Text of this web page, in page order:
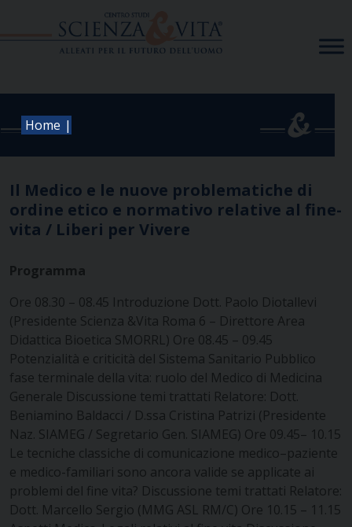
Home |
Il Medico e le nuove problematiche di
ordine etico e normativo relative al fine-
vita / Liberi per Vivere
Programma
Ore 08.30 – 08.45 Introduzione Dott. Paolo Diotallevi
(Presidente Scienza &Vita Roma 6 – Direttore Area
Didattica Bioetica SMORRL) Ore 08.45 – 09.45
Potenzialità e criticità del Sistema Sanitario Pubblico
fase terminale della vita: ruolo del Medico di Medicina
Generale Discussione temi trattati Relatore: Dott.
Beniamino Baldacci / D.ssa Cristina Patrizi (Presidente
Naz. SIAMEG / Segretario Gen. SIAMEG) Ore 09.45– 10.15
Le tecniche classiche di comunicazione medico–paziente
e medico-familiari sono ancora valide se applicate ai
problemi del fine vita? Discussione temi trattati Relatore:
Dott. Marcello Sergio (MMG ASL RM/C) Ore 10.15 – 11.15